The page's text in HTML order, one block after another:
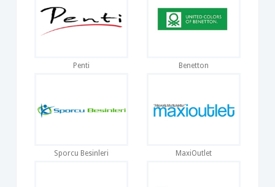
Penti Benetton
Sporcu Besinleri MaxiOutlet